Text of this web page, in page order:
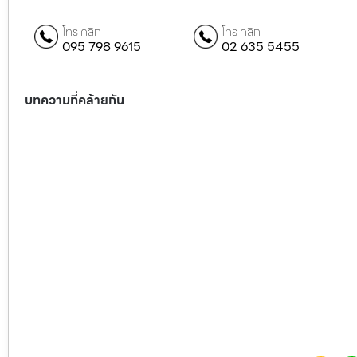
โทร คลิก
095 798 9615
โทร คลิก
02 635 5455
บทความที่คล้ายกัน